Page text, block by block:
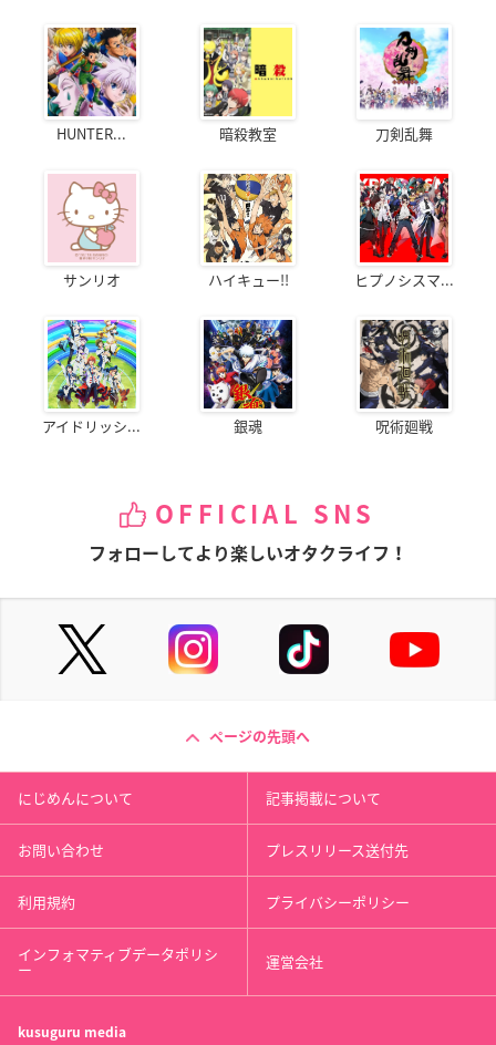
HUNTER... 暗殺教室 刀剣乱舞
サンリオ ハイキュー!! ヒプノシスマ...
アイドリッシ... 銀魂 呪術廻戦
OFFICIAL SNS
フォローしてより楽しいオタクライフ！
ページの先頭へ
にじめんについて 記事掲載について
お問い合わせ プレスリリース送付先
利用規約 プライバシーポリシー
インフォマティブデータポリシ
ー 運営会社
kusuguru media